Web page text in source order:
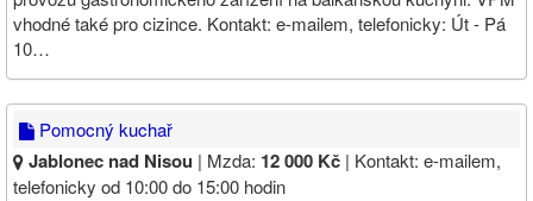
vhodné také pro cizince. Kontakt: e-mailem, telefonicky: Út - Pá
10…
Pomocný kuchař
Jablonec nad Nisou | Mzda: 12 000 Kč | Kontakt: e-mailem,
telefonicky od 10:00 do 15:00 hodin